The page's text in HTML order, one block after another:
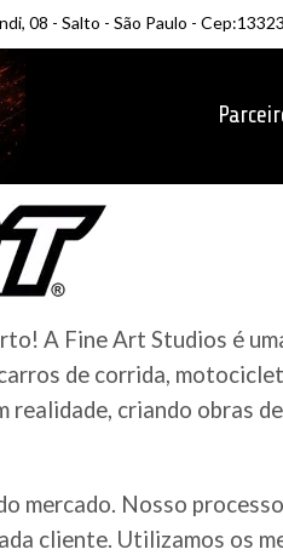
08 - Salto - São Paulo -
A Fine Art Studios é
de corrida,
criando obras
mercado. Nosso
cliente. Utilizamos os